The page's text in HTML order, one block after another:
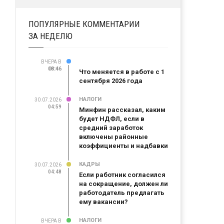
ПОПУЛЯРНЫЕ КОММЕНТАРИИ
ЗА НЕДЕЛЮ
ВЧЕРА В
08:46
08:46
Что меняется в работе с 1
сентября 2026 года
30.07.2026
04:59
НАЛОГИ
Минфин рассказал, каким
будет НДФЛ, если в
средний заработок
включены районные
коэффициенты и надбавки
30.07.2026
04:48
КАДРЫ
Если работник согласился
на сокращение, должен ли
работодатель предлагать
ему вакансии?
ВЧЕРА В
НАЛОГИ